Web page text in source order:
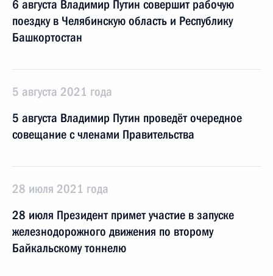
6 августа Владимир Путин совершит рабочую
поездку в Челябинскую область и Республику
Башкортостан
5 августа 2021 года
5 августа Владимир Путин проведёт очередное
совещание с членами Правительства
28 июля 2021 года
28 июля Президент примет участие в запуске
железнодорожного движения по второму
Байкальскому тоннелю